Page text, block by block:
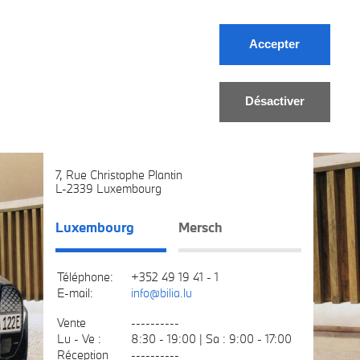
Accepter
Désactiver
FR/DE
7, Rue Christophe Plantin
L-2339 Luxembourg
Luxembourg Mersch
Téléphone:
+352 49 19 41 - 1
E-mail:
info@bilia.lu
Vente
----------
Lu - Ve :
8:30 - 19:00 | Sa : 9:00 - 17:00
Réception
----------